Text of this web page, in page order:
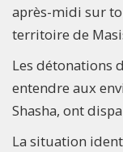
après-midi sur
territoire de
Les détonations
entendre aux
Shasha, ont
La situation